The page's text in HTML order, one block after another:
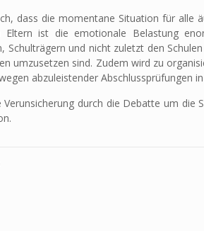
dass die momentane Situation für alle
Eltern ist die emotionale Belastung
Schulträgern und nicht zuletzt den
umzusetzen sind. Zudem wird zu
abzuleistender Abschlussprüfungen
Verunsicherung durch die Debatte um